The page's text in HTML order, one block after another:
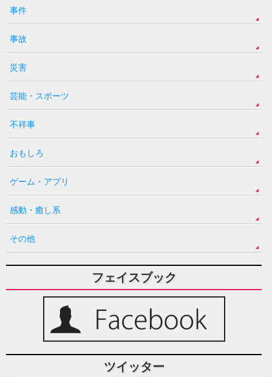
事件
事故
災害
芸能・スポーツ
不祥事
おもしろ
ゲーム・アプリ
感動・癒し系
その他
フェイスブック
ツイッター